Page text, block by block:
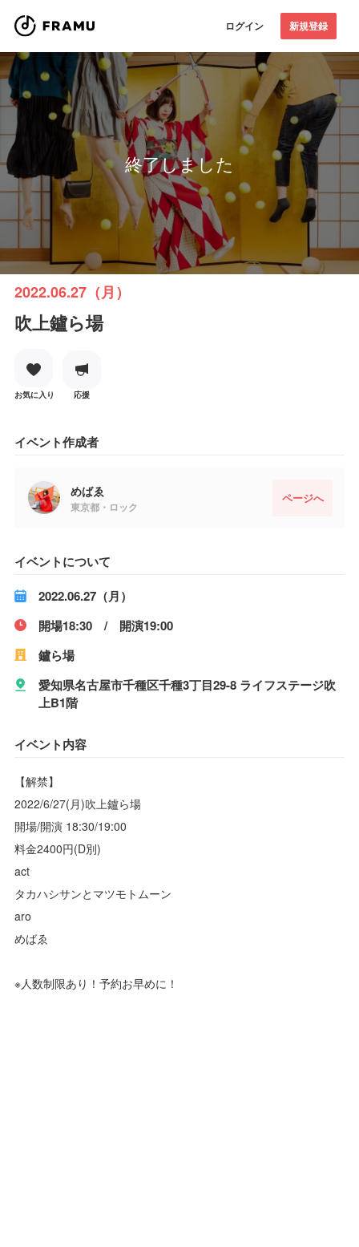
ログイン 新規登録
終了しました
2022.06.27（月）
吹上鑪ら場
お気に入り 応援
イベント作成者
めばゑ
東京都・ロック
ページへ
イベントについて
2022.06.27（月）
開場18:30 / 開演19:00
鑪ら場
愛知県名古屋市千種区千種3丁目29-8 ライフステージ吹
上B1階
イベント内容
【解禁】
2022/6/27(月)吹上鑪ら場
開場/開演 18:30/19:00
料金2400円(D別)
act
タカハシサンとマツモトムーン
aro
めばゑ
※人数制限あり！予約お早めに！